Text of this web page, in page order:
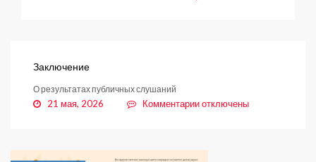
свалки
Заключение
О результатах публичных слушаний
21 мая, 2026 Комментариикотключены